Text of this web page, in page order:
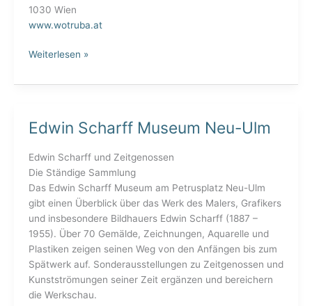
1030 Wien
www.wotruba.at
Weiterlesen »
Edwin Scharff Museum Neu-Ulm
Edwin Scharff und Zeitgenossen
Die Ständige Sammlung
Das Edwin Scharff Museum am Petrusplatz Neu-Ulm
gibt einen Überblick über das Werk des Malers, Grafikers
und insbesondere Bildhauers Edwin Scharff (1887 –
1955). Über 70 Gemälde, Zeichnungen, Aquarelle und
Plastiken zeigen seinen Weg von den Anfängen bis zum
Spätwerk auf. Sonderausstellungen zu Zeitgenossen und
Kunstströmungen seiner Zeit ergänzen und bereichern
die Werkschau.
Edwin
Museum
Neu-
Ulm